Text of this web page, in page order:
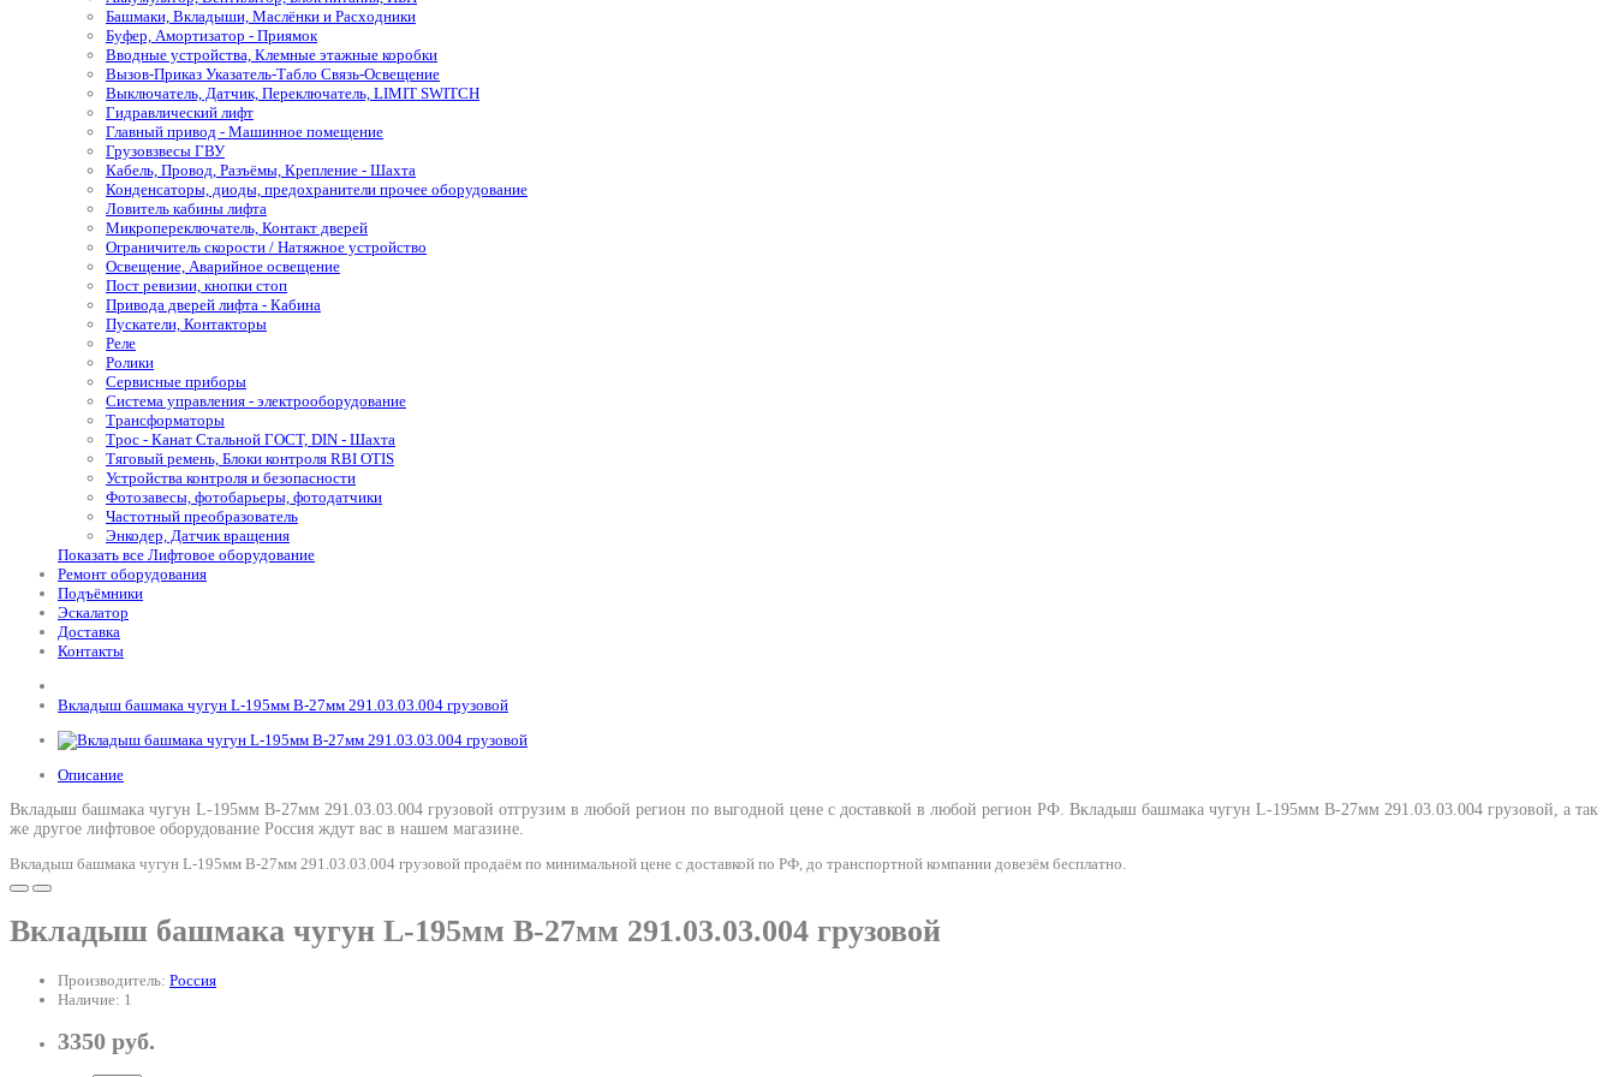
Башмаки, Вкладыши, Маслёнки и Расходники
Буфер, Амортизатор - Приямок
Вводные устройства, Клемные этажные коробки
Вызов-Приказ Указатель-Табло Связь-Освещение
Выключатель, Датчик, Переключатель, LIMIT SWITCH
Гидравлический лифт
Главный привод - Машинное помещение
Грузовзвесы ГВУ
Кабель, Провод, Разъёмы, Крепление - Шахта
Конденсаторы, диоды, предохранители прочее оборудование
Ловитель кабины лифта
Микропереключатель, Контакт дверей
Ограничитель скорости / Натяжное устройство
Освещение, Аварийное освещение
Пост ревизии, кнопки стоп
Привода дверей лифта - Кабина
Пускатели, Контакторы
Реле
Ролики
Сервисные приборы
Система управления - электрооборудование
Трансформаторы
Трос - Канат Стальной ГОСТ, DIN - Шахта
Тяговый ремень, Блоки контроля RBI OTIS
Устройства контроля и безопасности
Фотозавесы, фотобарьеры, фотодатчики
Частотный преобразователь
Энкодер, Датчик вращения
Показать все Лифтовое оборудование
Ремонт оборудования
Подъёмники
Эскалатор
Доставка
Контакты
Вкладыш башмака чугун L-195мм В-27мм 291.03.03.004 грузовой
Описание
Вкладыш башмака чугун L-195мм В-27мм 291.03.03.004 грузовой отгрузим в любой регион по выгодной цене с доставкой в любой регион РФ. Вкладыш башмака чугун L-195мм В-27мм 291.03.03.004 грузовой, а так
же другое лифтовое оборудование Россия ждут вас в нашем магазине.
Вкладыш башмака чугун L-195мм В-27мм 291.03.03.004 грузовой продаём по минимальной цене с доставкой по РФ, до транспортной компании довезём бесплатно.
Вкладыш башмака чугун L-195мм В-27мм 291.03.03.004 грузовой
Производитель: Россия
Наличие: 1
3350 руб.